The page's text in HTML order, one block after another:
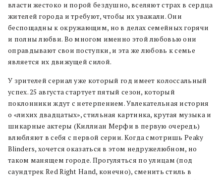
власти жестоко и порой бездушно, вселяют страх в сердца
жителей города и требуют, чтобы их уважали. Они
беспощадны к окружающим, но в делах семейных горячи
и полны любви. Во многом именно этой любовью они
оправдывают свои поступки, и эта же любовь к семье
является их движущей силой.
У зрителей сериал уже который год имеет колоссальный
успех. 25 августа стартует пятый сезон, который
поклонники ждут с нетерпением. Увлекательная история
о «лихих двадцатых», стильная картинка, крутая музыка и
шикарные актеры (Киллиан Мерфи в первую очередь)
влюбляют в себя с первой серии. Когда смотришь Peaky
Blinders, хочется оказаться в этом недружелюбном, но
таком манящем городе. Прогуляться по улицам (под
саундтрек Red Right Hand, конечно), сменить стиль в